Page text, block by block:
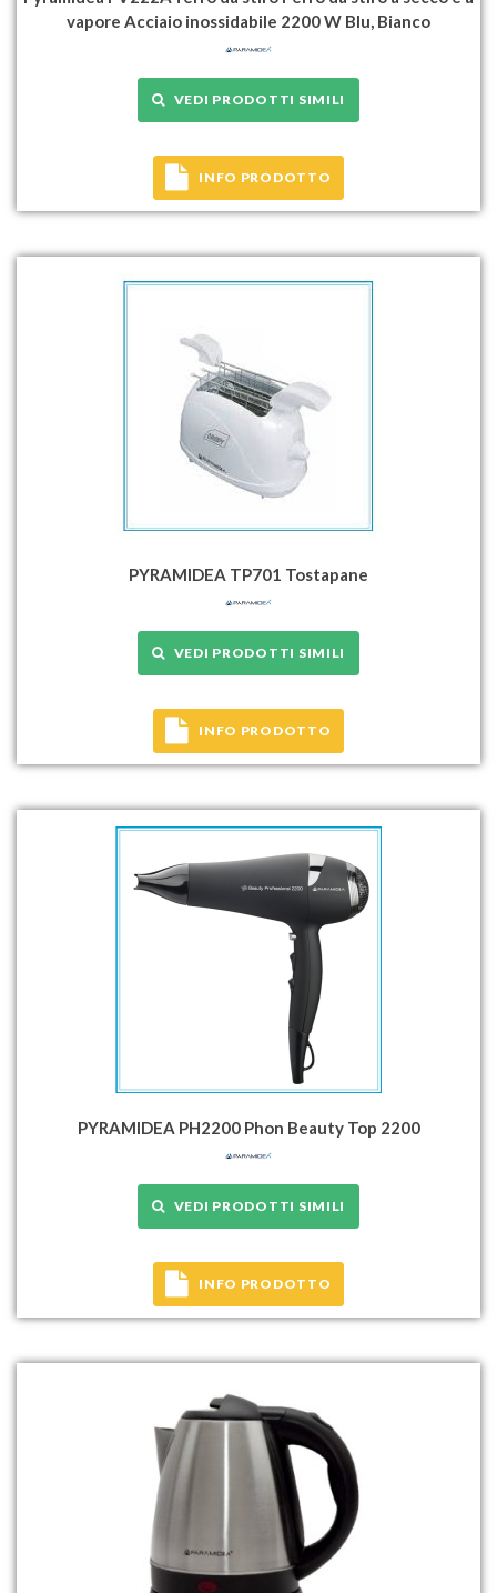
vapore Acciaio inossidabile 2200 W Blu, Bianco
VEDI PRODOTTI SIMILI
INFO PRODOTTO
PYRAMIDEA TP701 Tostapane
VEDI PRODOTTI SIMILI
INFO PRODOTTO
PYRAMIDEA PH2200 Phon Beauty Top 2200
VEDI PRODOTTI SIMILI
INFO PRODOTTO